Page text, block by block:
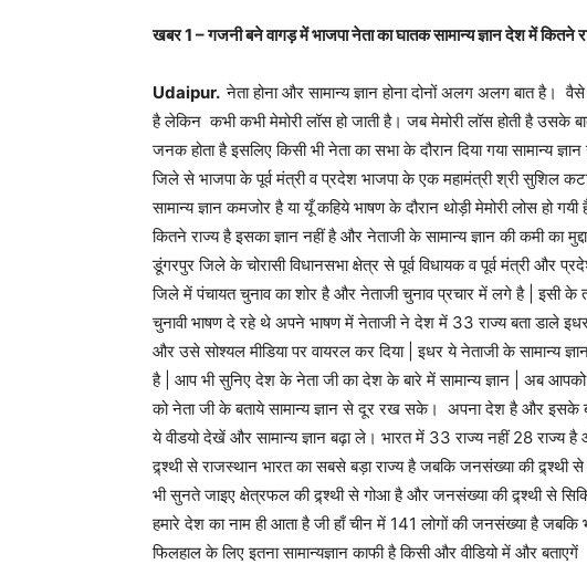
खबर1 –गजनी बने वागड़ में भाजपा नेता का घातक सामान्य ज्ञान देश में कितने
Udaipur.नेता होना और सामान्य ज्ञान होना दोनों अलग अलग बात है। वैसे
है लेकिन कभी कभी मेमोरी लॉस हो जाती है। जब मेमोरी लॉस होती है उसके
जनक होता है इसलिए किसी भी नेता का सभा के दौरान दिया गया सामान्य
जिले से भाजपा के पूर्व मंत्री व प्रदेश भाजपा के एक महामंत्री श्री
सामान्य ज्ञान कमजोर है या यूँ कहिये भाषण के दौरान थोड़ी मेमोरी लोस हो
कितने राज्य है इसका ज्ञान नहीं है और नेताजी के सामान्य ज्ञान की कमी का
डूंगरपुर जिले के चोरासी विधानसभा क्षेत्र से पूर्व विधायक व पूर्व मंत्री और
जिले में पंचायत चुनाव का शोर है और नेताजी चुनाव प्रचार में लगे है | इसी के
चुनावी भाषण दे रहे थे अपने भाषण में नेताजी ने देश में 33 राज्य बता डाले इधर
और उसे सोश्यल मीडिया पर वायरल कर दिया | इधर ये नेताजी के सामान्य
है | आप भी सुनिए देश के नेता जी का देश के बारे में सामान्य ज्ञान | अब
को नेता जी के बताये सामान्य ज्ञान से दूर रख सके। अपना देश है और इसके बारे
ये वीडयो देखें और सामान्य ज्ञान बढ़ा ले। भारत में 33 राज्य नहीं 28
द्र्श्थी से राजस्थान भारत का सबसे बड़ा राज्य है जबकि जनसंख्या की
भी सुनते जाइए क्षेत्रफल की द्र्श्थी से गोआ है और जनसंख्या की द्र्श्थी से
हमारे देश का नाम ही आता है जी हाँ चीन में 141 लोगों की जनसंख्या है
फिलहाल के लिए इतना सामान्यज्ञान काफी है किसी और वीडियो में और बताएगें